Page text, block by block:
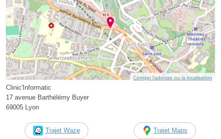
Corriger l’adresse ou la localisation
Clinic'Informatic
17 avenue Barthélémy Buyer
69005 Lyon
Trajet Waze Trajet Maps